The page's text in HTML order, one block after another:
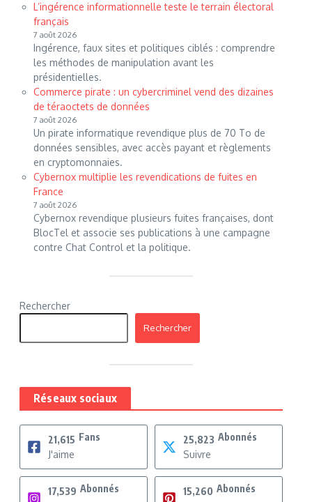
L’ingérence informationnelle teste le terrain électoral
français
7 août 2026
Ingérence, faux sites et politiques ciblés : comprendre
les méthodes de manipulation avant les
présidentielles.
Commerce pirate : un cybercriminel vend des dizaines
de téraoctets de données
7 août 2026
Un pirate informatique revendique plus de 70 To de
données sensibles, avec accès payant et règlements
en cryptomonnaies.
Cybernox multiplie les revendications de fuites en
France
7 août 2026
Cybernox revendique plusieurs fuites françaises, dont
BlocTel et associe ses publications à une campagne
contre Chat Control et la politique.
Rechercher
Rechercher
Réseaux sociaux
21,615 Fans
J'aime
25,823 Abonnés
Suivre
17,539 Abonnés
15,260 Abonnés